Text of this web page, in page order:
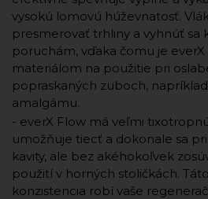
vysokú lomovú húževnatosť.
presmerovať trhliny a vyhnúť sa
poruchám, vďaka čomu je
materiálom na použitie pri
popraskaných zuboch,
amalgámu.
- everX Flow má veľmi
umožňuje tiecť a dokonale sa
kavity, ale bez akéhokoľvek
použití v horných stoličkách.
konzistencia robí vaše